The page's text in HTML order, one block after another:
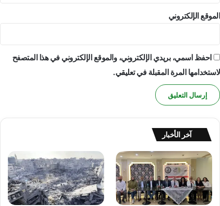
الموقع الإلكتروني
احفظ اسمي، بريدي الإلكتروني، والموقع الإلكتروني في هذا المتصفح
لاستخدامها المرة المقبلة في تعليقي.
آخر الأخبار